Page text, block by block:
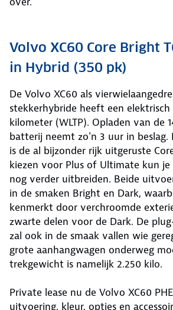
Volvo XC60 Core Bright
in Hybrid (350 pk)
De Volvo XC60 als
stekkerhybride heeft een elektrisch
kilometer (WLTP). Opladen van de
batterij neemt zo'n 3 uur in beslag.
is de al bijzonder rijk uitgeruste
kiezen voor Plus of Ultimate kun
nog verder uitbreiden. Beide
in de smaken Bright en Dark,
kenmerkt door verchroomde
zwarte delen voor de Dark. De
zal ook in de smaak vallen wie
grote aanhangwagen onderweg
trekgewicht is namelijk 2.250 kilo.
Private lease nu de Volvo XC60
uitvoering, kleur, opties en